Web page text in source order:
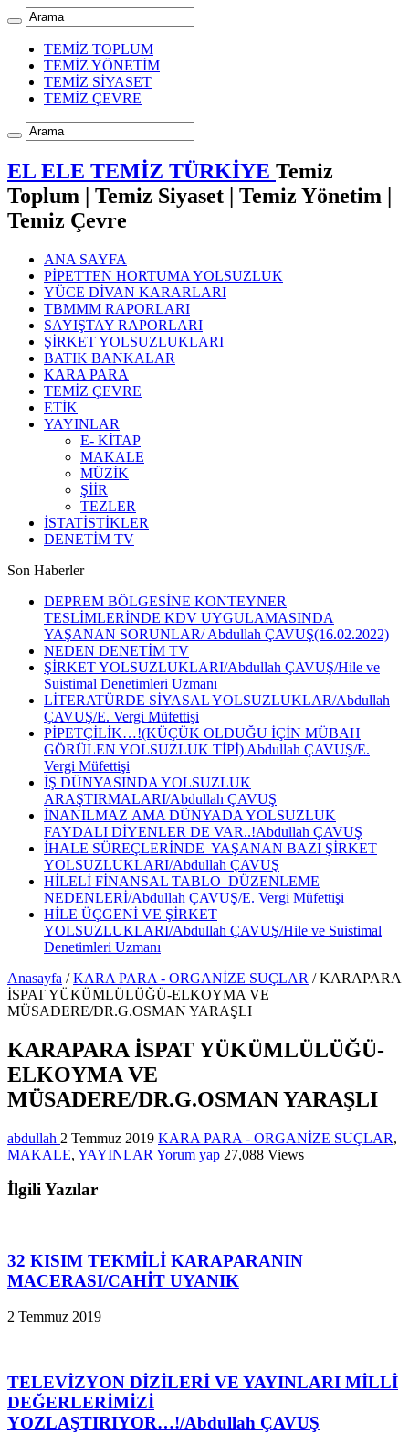
TEMİZ TOPLUM
TEMİZ YÖNETİM
TEMİZ SİYASET
TEMİZ ÇEVRE
EL ELE TEMİZ TÜRKİYE Temiz
Toplum | Temiz Siyaset | Temiz Yönetim |
Temiz Çevre
ANA SAYFA
PİPETTEN HORTUMA YOLSUZLUK
YÜCE DİVAN KARARLARI
TBMMM RAPORLARI
SAYIŞTAY RAPORLARI
ŞİRKET YOLSUZLUKLARI
BATIK BANKALAR
KARA PARA
TEMİZ ÇEVRE
ETİK
YAYINLAR
E- KİTAP
MAKALE
MÜZİK
ŞİİR
TEZLER
İSTATİSTİKLER
DENETİM TV
Son Haberler
DEPREM BÖLGESİNE KONTEYNER
TESLİMLERİNDE KDV UYGULAMASINDA
YAŞANAN SORUNLAR/ Abdullah ÇAVUŞ(16.02.2022)
NEDEN DENETİM TV
ŞİRKET YOLSUZLUKLARI/Abdullah ÇAVUŞ/Hile ve
Suistimal Denetimleri Uzmanı
LİTERATÜRDE SİYASAL YOLSUZLUKLAR/Abdullah
ÇAVUŞ/E. Vergi Müfettişi
PİPETÇİLİK…!(KÜÇÜK OLDUĞU İÇİN MÜBAH
GÖRÜLEN YOLSUZLUK TİPİ) Abdullah ÇAVUŞ/E.
Vergi Müfettişi
İŞ DÜNYASINDA YOLSUZLUK
ARAŞTIRMALARI/Abdullah ÇAVUŞ
İNANILMAZ AMA DÜNYADA YOLSUZLUK
FAYDALI DİYENLER DE VAR..!Abdullah ÇAVUŞ
İHALE SÜREÇLERİNDE YAŞANAN BAZI ŞİRKET
YOLSUZLUKLARI/Abdullah ÇAVUŞ
HİLELİ FİNANSAL TABLO DÜZENLEME
NEDENLERİ/Abdullah ÇAVUŞ/E. Vergi Müfettişi
HİLE ÜÇGENİ VE ŞİRKET
YOLSUZLUKLARI/Abdullah ÇAVUŞ/Hile ve Suistimal
Denetimleri Uzmanı
Anasayfa / KARA PARA - ORGANİZE SUÇLAR / KARAPARA
İSPAT YÜKÜMLÜLÜĞÜ-ELKOYMA VE
MÜSADERE/DR.G.OSMAN YARAŞLI
KARAPARA İSPAT YÜKÜMLÜLÜĞÜ-
ELKOYMA VE
MÜSADERE/DR.G.OSMAN YARAŞLI
abdullah 2 Temmuz 2019 KARA PARA - ORGANİZE SUÇLAR,
MAKALE, YAYINLAR Yorum yap 27,088 Views
İlgili Yazılar
32 KISIM TEKMİLİ KARAPARANIN
MACERASI/CAHİT UYANIK
2 Temmuz 2019
TELEVİZYON DİZİLERİ VE YAYINLARI MİLLİ
DEĞERLERİMİZİ
YOZLAŞTIRIYOR…!/Abdullah ÇAVUŞ